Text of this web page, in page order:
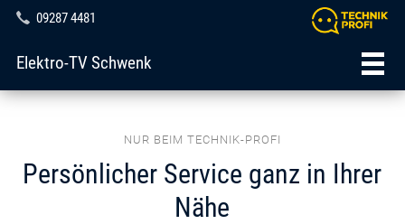
09287 4481
Elektro-TV Schwenk
NUR BEIM TECHNIK-PROFI
Persönlicher Service ganz in Ihrer
Nähe